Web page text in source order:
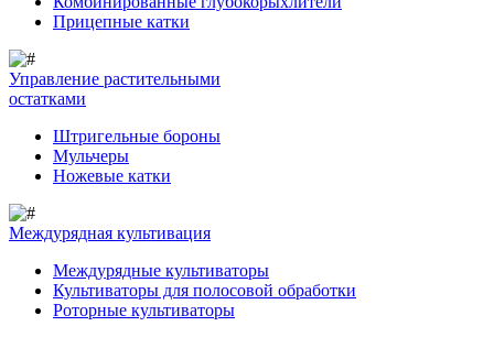
Прицепные катки
Управление растительными
остатками
Штригельные бороны
Мульчеры
Ножевые катки
Междурядная культивация
Междурядные культиваторы
Культиваторы для полосовой обработки
Роторные культиваторы